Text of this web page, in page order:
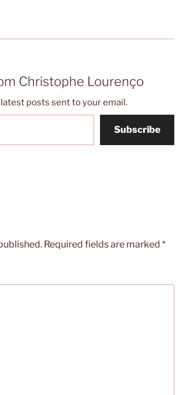
Christophe Lourenço
posts sent to your email.
Subscribe
Required fields are marked *